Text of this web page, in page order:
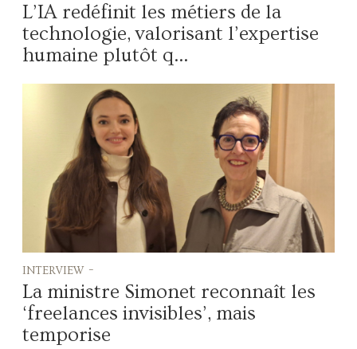
L’IA redéfinit les métiers de la
technologie, valorisant l’expertise
humaine plutôt q...
interview -
La ministre Simonet reconnaît les
‘freelances invisibles’, mais
temporise